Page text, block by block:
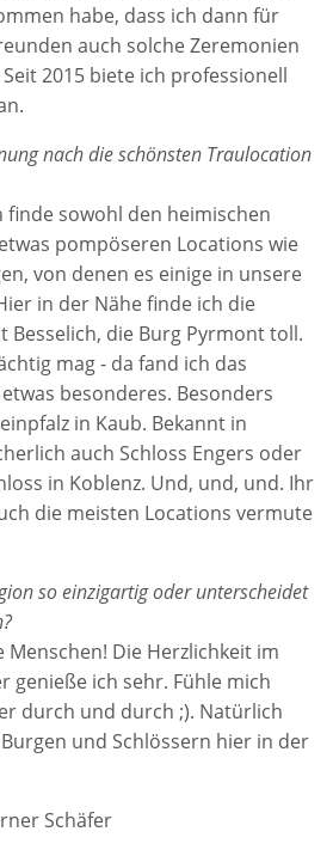
habe, dass ich dann für
auch solche Zeremonien
2015 biete ich professionell
nach die schönsten Traulocation
finde sowohl den heimischen
pompöseren Locations wie
von denen es einige in unsere
in der Nähe finde ich die
Besselich, die Burg Pyrmont toll.
mag - da fand ich das
besonderes. Besonders
in Kaub. Bekannt in
auch Schloss Engers oder
in Koblenz. Und, und, und. Ihr
die meisten Locations vermute
so einzigartig oder unterscheidet
Menschen! Die Herzlichkeit im
genieße ich sehr. Fühle mich
durch und durch ;). Natürlich
und Schlössern hier in der
Schäfer